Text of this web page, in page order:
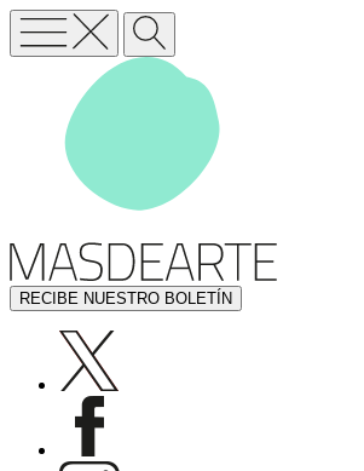
RECIBE NUESTRO BOLETÍN